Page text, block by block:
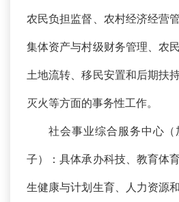
农民负担监督、农村经济经营
集体资产与村级财务管理、农
土地流转、移民安置和后期扶
灭火等方面的事务性工作。
社会事业综合服务中心
子）：具体承办科技、教育体
生健康与计划生育、人力资源